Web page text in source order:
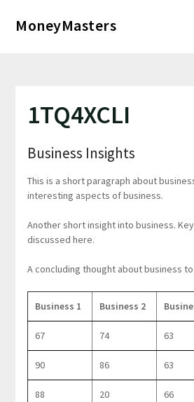
MoneyMasters
1TQ4XCLI
Business Insights
This is a short paragraph about
interesting aspects of business.
Another short insight into business.
discussed here.
A concluding thought about business
Business 1 Business 2
67 74 63
90 86 63
88 20 66